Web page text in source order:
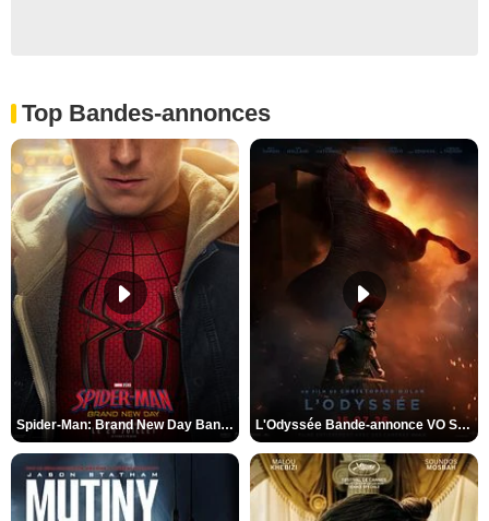
Top Bandes-annonces
Spider-Man: Brand New Day Bande-annonce VO STFR L'Odyssée Bande-annonce VO STFR